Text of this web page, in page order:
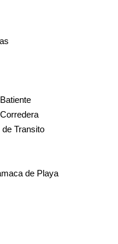
Transito
de Playa